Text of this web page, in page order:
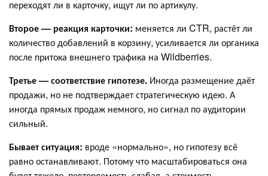
переходят ли в карточку, ищут ли по артикулу.
Второе — реакция карточки: меняется ли CTR, растёт ли
количество добавлений в корзину, усиливается ли органика
после притока внешнего трафика на Wildberries.
Третье — соответствие гипотезе. Иногда размещение даёт
продажи, но не подтверждает стратегическую идею. А
иногда прямых продаж немного, но сигнал по аудитории
сильный.
Бывает ситуация: вроде «нормально», но гипотезу всё
равно останавливают. Потому что масштабироваться она